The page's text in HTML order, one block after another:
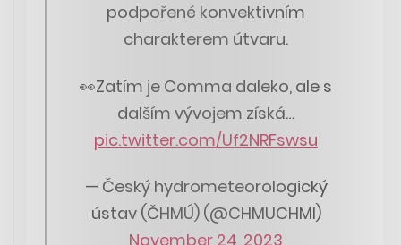
podpořené konvektivním
charakterem útvaru.
👀Zatím je Comma daleko, ale s
dalším vývojem získá…
pic.twitter.com/Uf2NRFswsu
— Český hydrometeorologický
ústav (ČHMÚ) (@CHMUCHMI)
November 24, 2023